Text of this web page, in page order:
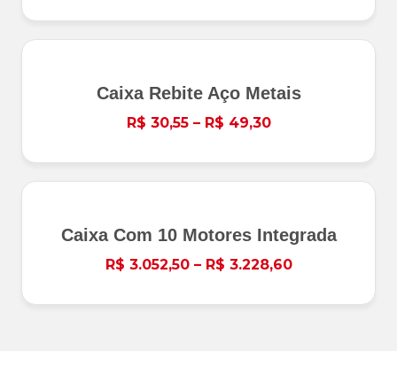
Caixa Rebite Aço Metais
R$ 30,55– R$ 49,30
Caixa Com 10 Motores Integrada
R$ 3.052,50– R$ 3.228,60